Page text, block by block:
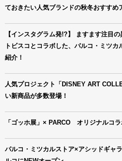
ておきたい人気ブランドの秋冬おすすめ
【インスタグラム発!?】 ますます注目
トビスコとコラボした、パルコ・ミツ
紹介！
人気プロジェクト「DISNEY ART
い新商品が多数登場！
「ゴッホ展」× PARCO オリジナルコラ
パルコ・ミツカルストア×アシッドギャ